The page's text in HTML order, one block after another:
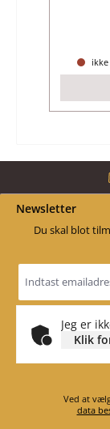
Newsletter
Du skal blot
Email
adresse
Jeg er
Klik
data